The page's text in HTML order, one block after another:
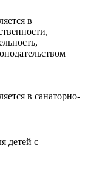
в
в санаторно-
детей с